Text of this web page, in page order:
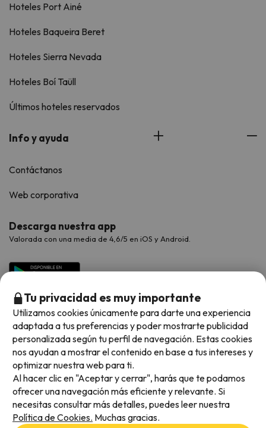
Hoteles Port Ainé
Hoteles Baqueira Beret
Hoteles Sierra Nevada
Hoteles Boí Taüll
Últimos hoteles reservados
Info y ayuda
Contáctanos
Web corporativa
Descarga nuestra app
Valorada con una media de 4,6/5 en iOS y Android.
Métodos de pago disponibles
Tu privacidad es muy importante
Utilizamos cookies únicamente para darte una experiencia
adaptada a tus preferencias y poder mostrarte publicidad
personalizada según tu perfil de navegación. Estas cookies
nos ayudan a mostrar el contenido en base a tus intereses y
optimizar nuestra web para ti.
Al hacer clic en "Aceptar y cerrar", harás que te podamos
ofrecer una navegación más eficiente y relevante. Si
necesitas consultar más detalles, puedes leer nuestra
Política de Cookies. Muchas gracias.